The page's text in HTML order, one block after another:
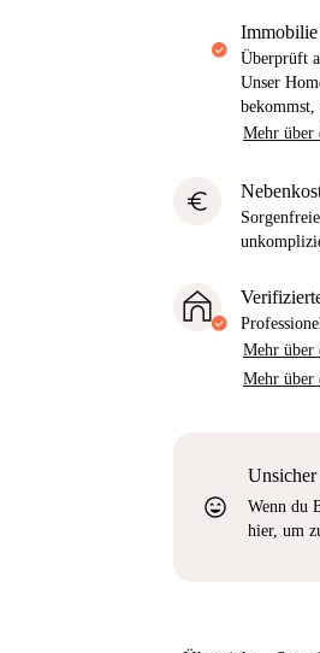
Überprüft
Unser
bekommst,
Mehr über
euro
Mehr über
Mehr über
sentiment_very_satisfied
Unsicher
Wenn du
hier, um